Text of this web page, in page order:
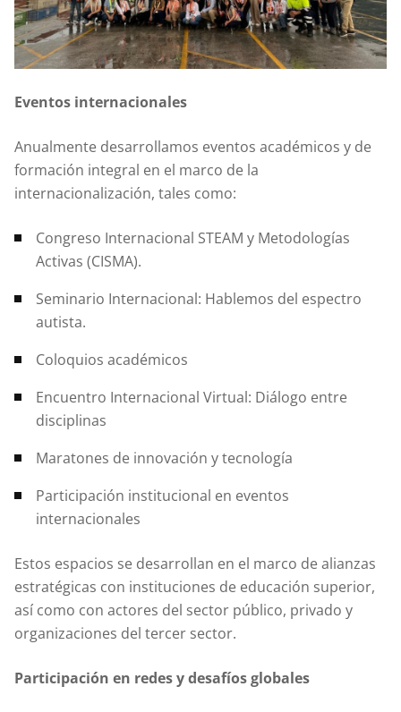
Eventos internacionales
Anualmente desarrollamos eventos académicos y de
formación integral en el marco de la
internacionalización, tales como:
Congreso Internacional STEAM y Metodologías
Activas (CISMA).
Seminario Internacional: Hablemos del espectro
autista.
Coloquios académicos
Encuentro Internacional Virtual: Diálogo entre
disciplinas
Maratones de innovación y tecnología
Participación institucional en eventos
internacionales
Estos espacios se desarrollan en el marco de alianzas
estratégicas con instituciones de educación superior,
así como con actores del sector público, privado y
organizaciones del tercer sector.
Participación en redes y desafíos globales